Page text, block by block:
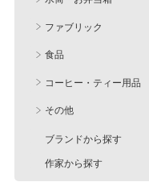
ファブリック
食品
コーヒー・ティー用品
その他
ブランドから探す
作家から探す